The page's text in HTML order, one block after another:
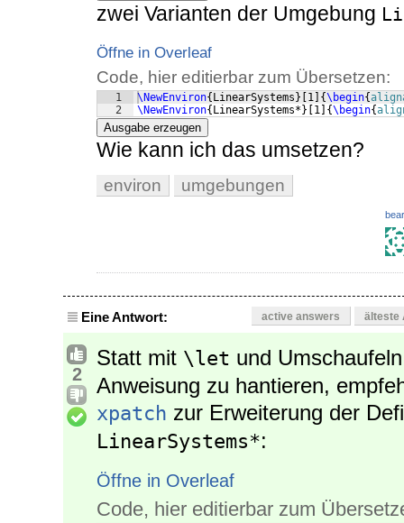
zwei Varianten der Umgebung
Öffne in Overleaf
Code, hier editierbar zum Übersetzen:
1
2
\NewEnviron{ LinearSystems } 1 {\begin{
\NewEnviron{ LinearSystems* } 1 {\begin{
Ausgabe erzeugen
Wie kann ich das umsetzen?
environ umgebungen
Eine Antwort: active answers älteste
2
Statt mit \let und
Anweisung zu hantieren,
xpatch zur Erweiterung der
LinearSystems*:
Öffne in Overleaf
Code, hier editierbar zum